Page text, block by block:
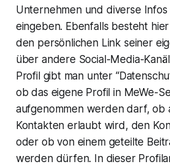
Unternehmen und diverse Infos
eingeben. Ebenfalls besteht
den persönlichen Link seiner
über andere Social-Media-
Profil gibt man unter
ob das eigene Profil in MeWe-
aufgenommen werden darf, ob
Kontakten erlaubt wird, den
oder ob von einem geteilte
werden dürfen. In dieser